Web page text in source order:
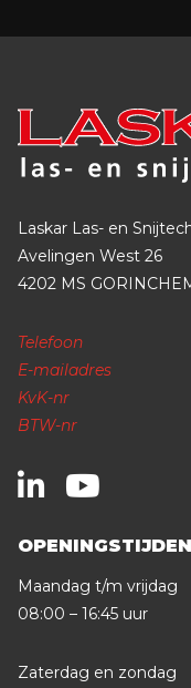
Laskar Las- en
Avelingen West 26
4202 MS
Telefoon
E-mailadres
KvK-nr
BTW-nr
OPENINGSTIJDEN
Maandag t/m vrijdag
08:00 – 16:45 uur
Zaterdag en zondag